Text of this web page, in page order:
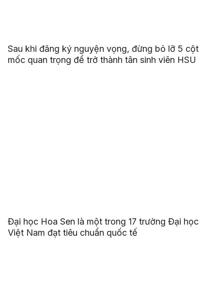
Sau khi đăng ký nguyện vọng, đừng bỏ lỡ 5 cột
mốc quan trọng để trở thành tân sinh viên HSU
Đại học Hoa Sen là một trong 17 trường Đại học
Việt Nam đạt tiêu chuẩn quốc tế